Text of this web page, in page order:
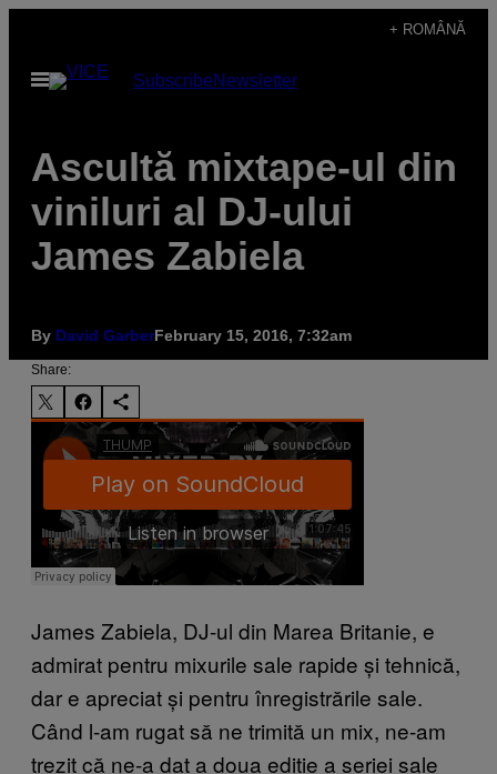
content
+ ROMÂNĂ
Open
Menu
SubscribeNewsletter
Ascultă mixtape-ul din
viniluri al DJ-ului
James Zabiela
By David GarberFebruary 15, 2016, 7:32am
Share:
James Zabiela, DJ-ul din Marea Britanie, e
admirat pentru mixurile sale rapide și tehnică,
dar e apreciat și pentru înregistrările sale.
Când l-am rugat să ne trimită un mix, ne-am
trezit că ne-a dat a doua ediție a seriei sale